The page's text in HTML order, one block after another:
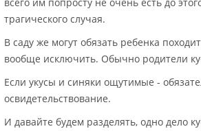
трагического случая.
В саду же могут обязать ребенка
вообще исключить. Обычно родители
Если укусы и синяки ощутимые -
освидетельствование.
И давайте будем разделять, одно дело